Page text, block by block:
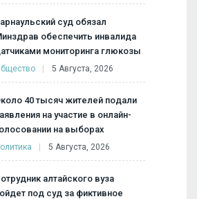
суд обязал
обеспечить инвалида
мониторинга глюкозы
5 Августа, 2026
40 тысяч жителей подали
на участие в онлайн-
на выборах
5 Августа, 2026
алтайского вуза
под суд за фиктивное